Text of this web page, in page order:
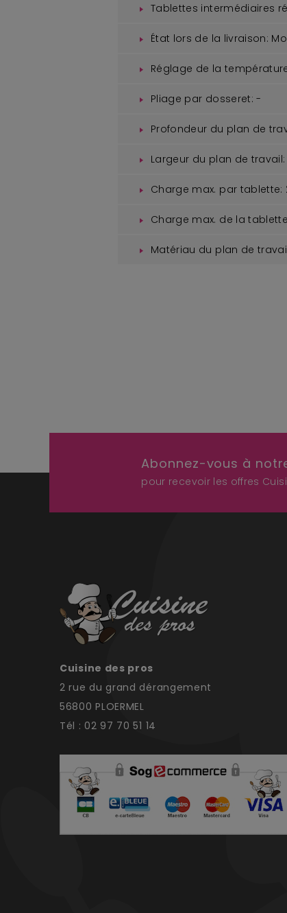
Tablettes intermédiaires
État lors de la livraison:
Réglage de la
Pliage par dosseret: -
Profondeur du plan de
Largeur du plan de travail:
Charge max. par tablette:
Charge max. de la
Matériau du plan de
Abonnez-vous à
pour recevoir les offres
Cuisine des pros
2 rue du grand dérangement
56800 PLOERMEL
Tél : 02 97 70 51 14